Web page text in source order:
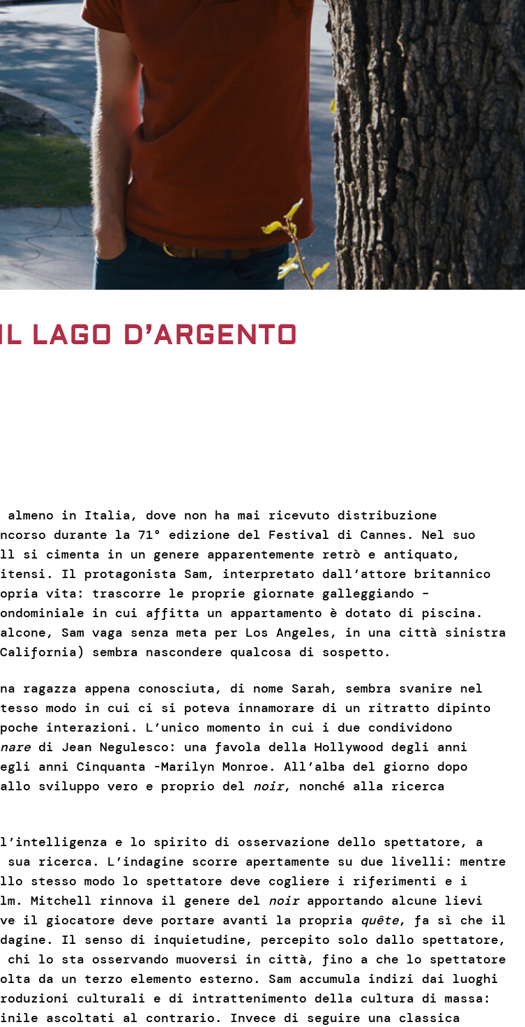
LAGO D’ARGENTO
in Italia, dove non ha mai ricevuto distribuzione
durante la 71° edizione del Festival di Cannes. Nel suo
cimenta in un genere apparentemente retrò e antiquato,
Il protagonista Sam, interpretato dall’attore britannico
vita: trascorre le proprie giornate galleggiando –
in cui affitta un appartamento è dotato di piscina.
Sam vaga senza meta per Los Angeles, in una città sinistra
sembra nascondere qualcosa di sospetto.
ragazza appena conosciuta, di nome Sarah, sembra svanire nel
modo in cui ci si poteva innamorare di un ritratto dipinto
interazioni. L’unico momento in cui i due condividono
di Jean Negulesco: una favola della Hollywood degli anni
anni Cinquanta -Marilyn Monroe. All’alba del giorno dopo
sviluppo vero e proprio del noir, nonché alla ricerca
e lo spirito di osservazione dello spettatore, a
ricerca. L’indagine scorre apertamente su due livelli: mentre
stesso modo lo spettatore deve cogliere i riferimenti e i
Mitchell rinnova il genere del noirapportando alcune lievi
il giocatore deve portare avanti la propria quête, fa sì che il
Il senso di inquietudine, percepito solo dallo spettatore,
lo sta osservando muoversi in città, fino a che lo spettatore
da un terzo elemento esterno. Sam accumula indizi dai luoghi
culturali e di intrattenimento della cultura di massa:
ascoltati al contrario. Invece di seguire una classica